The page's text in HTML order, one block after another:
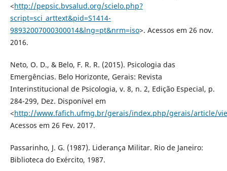
<http://pepsic.bvsalud.org/scielo.php?
script=sci_arttext&pid=S1414-
98932007000300014&lng=pt&nrm=iso>. Acessos em 26 nov.
2016.
Neto, O. D., & Belo, F. R. R. (2015). Psicologia das
Emergências. Belo Horizonte, Gerais: Revista
Interinstitucional de Psicologia, v. 8, n. 2, Edição Especial, p.
284-299, Dez. Disponível em
<http://www.fafich.ufmg.br/gerais/index.php/gerais/article/
Acessos em 26 Fev. 2017.
Passarinho, J. G. (1987). Liderança Militar. Rio de Janeiro:
Biblioteca do Exército, 1987.